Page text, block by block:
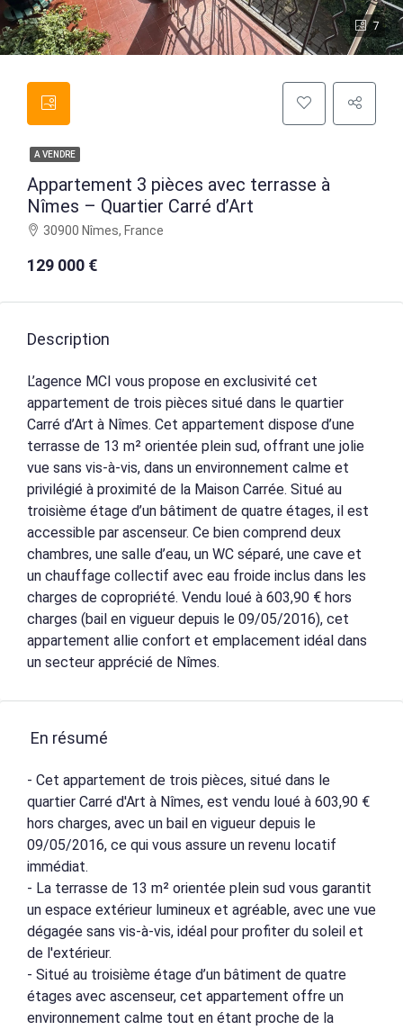
7
A VENDRE
Appartement 3 pièces avec terrasse à
Nîmes – Quartier Carré d’Art
30900 Nîmes, France
129 000 €
Description
L’agence MCI vous propose en exclusivité cet
appartement de trois pièces situé dans le quartier
Carré d’Art à Nîmes. Cet appartement dispose d’une
terrasse de 13 m² orientée plein sud, offrant une jolie
vue sans vis-à-vis, dans un environnement calme et
privilégié à proximité de la Maison Carrée. Situé au
troisième étage d’un bâtiment de quatre étages, il est
accessible par ascenseur. Ce bien comprend deux
chambres, une salle d’eau, un WC séparé, une cave et
un chauffage collectif avec eau froide inclus dans les
charges de copropriété. Vendu loué à 603,90 € hors
charges (bail en vigueur depuis le 09/05/2016), cet
appartement allie confort et emplacement idéal dans
un secteur apprécié de Nîmes.
En résumé
- Cet appartement de trois pièces, situé dans le
quartier Carré d'Art à Nîmes, est vendu loué à 603,90 €
hors charges, avec un bail en vigueur depuis le
09/05/2016, ce qui vous assure un revenu locatif
immédiat.
- La terrasse de 13 m² orientée plein sud vous garantit
un espace extérieur lumineux et agréable, avec une vue
dégagée sans vis-à-vis, idéal pour profiter du soleil et
de l'extérieur.
- Situé au troisième étage d’un bâtiment de quatre
étages avec ascenseur, cet appartement offre un
environnement calme tout en étant proche de la